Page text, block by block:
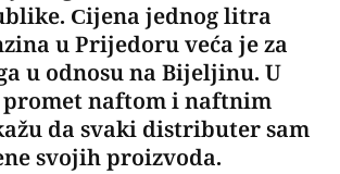
Cijena jednog litra
u Prijedoru veća je za
u odnosu na Bijeljinu. U
naftom i naftnim
da svaki distributer sam
svojih proizvoda.